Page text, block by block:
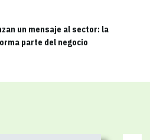
un mensaje al sector: la
parte del negocio